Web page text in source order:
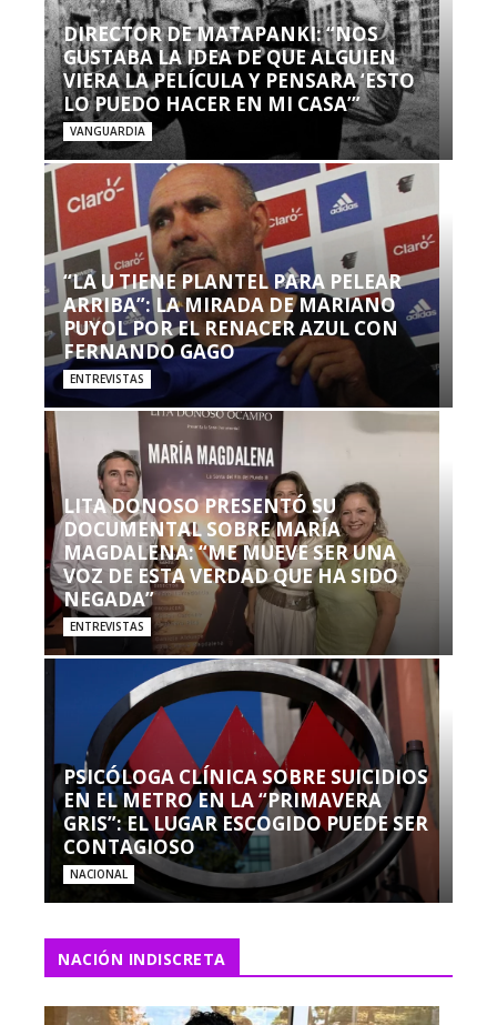
DIRECTOR DE MATAPANKI: “NOS
GUSTABA LA IDEA DE QUE ALGUIEN
VIERA LA PELÍCULA Y PENSARA ‘ESTO
LO PUEDO HACER EN MI CASA’”
VANGUARDIA
“LA U TIENE PLANTEL PARA PELEAR
ARRIBA”: LA MIRADA DE MARIANO
PUYOL POR EL RENACER AZUL CON
FERNANDO GAGO
ENTREVISTAS
LITA DONOSO PRESENTÓ SU
DOCUMENTAL SOBRE MARÍA
MAGDALENA: “ME MUEVE SER UNA
VOZ DE ESTA VERDAD QUE HA SIDO
NEGADA”
ENTREVISTAS
PSICÓLOGA CLÍNICA SOBRE SUICIDIOS
EN EL METRO EN LA “PRIMAVERA
GRIS”: EL LUGAR ESCOGIDO PUEDE SER
CONTAGIOSO
NACIONAL
NACIÓN INDISCRETA